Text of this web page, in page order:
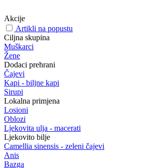
Akcije
Artikli na popustu
Ciljna skupina
Muškarci
Žene
Dodaci prehrani
Čajevi
Kapi - biljne kapi
Sirupi
Lokalna primjena
Losioni
Oblozi
Ljekovita ulja - macerati
Ljekovito bilje
Camellia sinensis - zeleni čajevi
Anis
Bazga